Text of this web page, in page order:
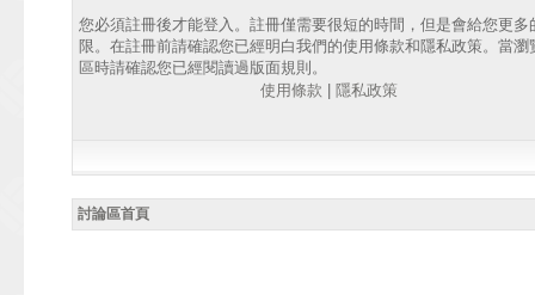
您必須註冊後才能登入。註冊僅需要很短的時間，但是會給您更多
限。在註冊前請確認您已經明白我們的使用條款和隱私政策。當瀏
區時請確認您已經閱讀過版面規則。
使用條款
隱私政策
討論區首頁